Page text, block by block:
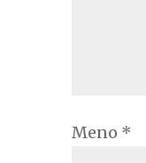
Meno *